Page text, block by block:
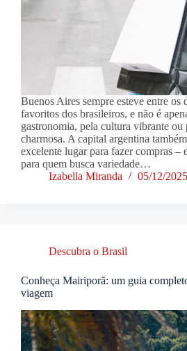
Buenos Aires sempre esteve entre os
favoritos dos brasileiros, e não é
gastronomia, pela cultura vibrante ou
charmosa. A capital argentina
excelente lugar para fazer compras –
para quem busca variedade…
Izabella Miranda
05/12/2025
Descubra o Brasil
Conheça Mairiporã: um guia
viagem